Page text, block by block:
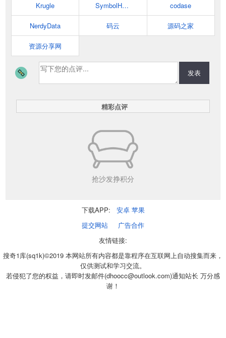
Krugle SymbolHound codase
NerdyData 码云 源码之家
资源分享网
发表
精彩点评
抢沙发挣积分
下载APP: 安卓 苹果
提交网站
广告合作
友情链接:
搜奇1库(sq1k)©2019 本网站所有内容都是靠程序在互联网上自动搜集而来，
仅供测试和学习交流。
若侵犯了您的权益，请即时发邮件(dhoocc@outlook.com)通知站长 万分感
谢！